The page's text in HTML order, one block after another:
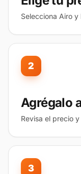
Selecciona Airo
2
Agrégalo
Revisa el precio
3